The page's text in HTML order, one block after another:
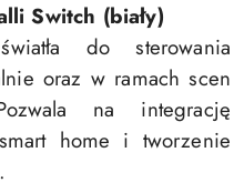
Switch (biały)
do sterowania
oraz w ramach scen
na integrację
home i tworzenie